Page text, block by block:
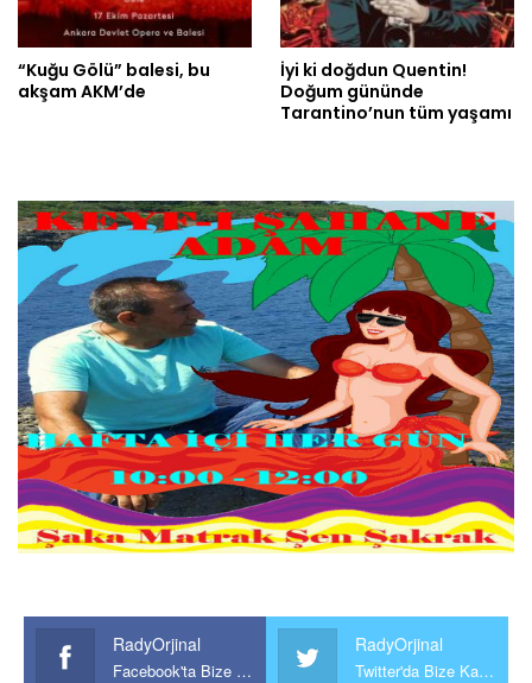
“Kuğu Gölü” balesi, bu
akşam AKM’de
İyi ki doğdun Quentin!
Doğum gününde
Tarantino’nun tüm yaşamı
RadyOrjinal
Facebook'ta Bize Katılın
RadyOrjinal
Twitter'da Bize Katılın